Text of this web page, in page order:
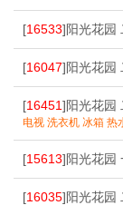
[16533]阳光花园
[16047]阳光花园
[16451]阳光花园
电视 洗衣机 冰箱 热
[15613]阳光花园
[16035]阳光花园